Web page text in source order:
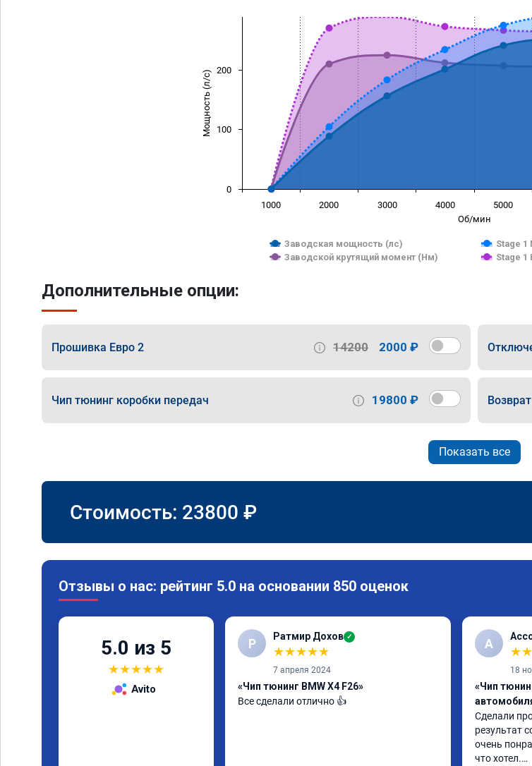
Об/мин
Мощность (л/с)
Заводская мощность (лс)
Stage
Заводской крутящий момент (Нм)
Stage
1000 2000 3000 4000 5000
0
100
200
Дополнительные опции:
Прошивка Евро 2 14200 2000 ₽
Чип тюнинг коробки передач 19800 ₽
Показать все
Стоимость: 23800 ₽
Отзывы о нас: рейтинг 5.0 на основании 850 оценок
5.0 из 5
★★★★★
Avito
Р Ратмир Дохов ✓
★★★★★
7 апреля 2024
«Чип тюнинг BMW X4 F26»
Все сделали отлично 👍
A
★★
18
«Чип
Сделали
результат
очень
что хотел.